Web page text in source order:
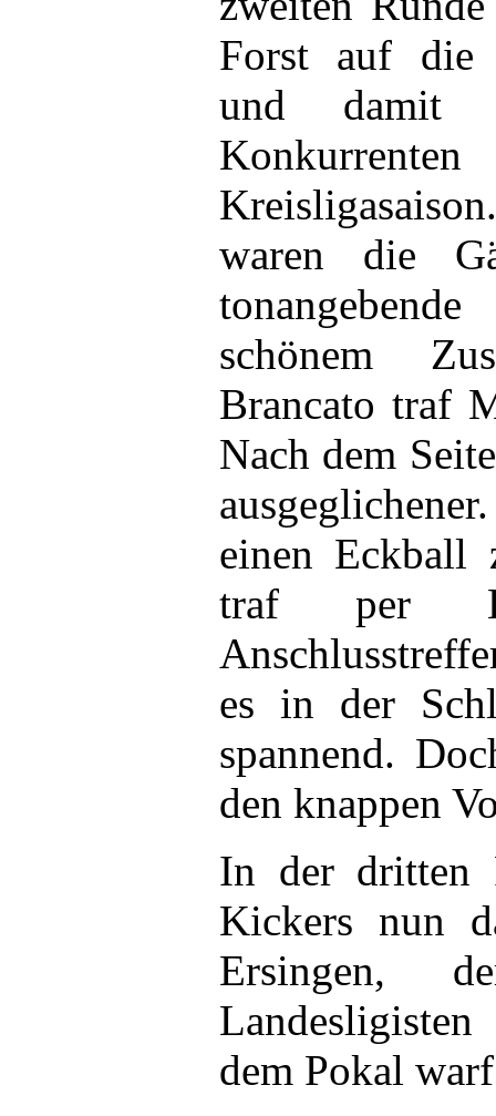
Forst auf die
und damit
waren die
schönem
Brancato traf
Nach dem
einen Eckball
traf per
es in der
spannend.
den knappen
In der dritten
Kickers nun
Ersingen,
dem Pokal